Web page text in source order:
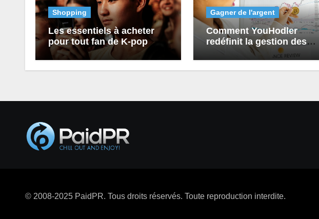
Shopping
Les essentiels à acheter
pour tout fan de K-pop
Gagner de l'argent
Comment YouHodler
redéfinit la gestion des
actifs en épargne crypto et
prêts numériques ?